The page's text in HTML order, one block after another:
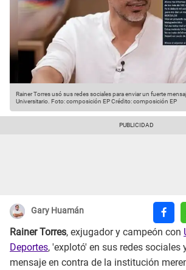
Rainer Torres usó sus redes sociales para enviar un fuerte
Universitario. Foto: composición EPCrédito: composición EP
Gary Huamán
Rainer Torres, exjugador y campeón con
Deportes, 'explotó' en sus redes sociales
mensaje en contra de la institución